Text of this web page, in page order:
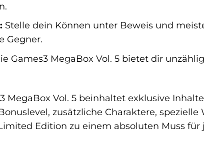
Stelle dein Können unter Beweis und
Gegner.
Games3 MegaBox Vol. 5 bietet dir
MegaBox Vol. 5 beinhaltet exklusive
zusätzliche Charaktere, spezielle
Edition zu einem absoluten Muss